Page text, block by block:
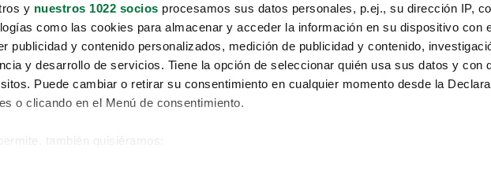
y nuestros 1022 socios procesamos sus datos personales, p.ej., su dirección IP,
como las cookies para almacenar y acceder la información en su dispositivo con
publicidad y contenido personalizados, medición de publicidad y contenido,
y desarrollo de servicios. Tiene la opción de seleccionar quién usa sus datos y con
Puede cambiar o retirar su consentimiento en cualquier momento desde la
o clicando en el Menú de consentimiento.
también quisiéramos: